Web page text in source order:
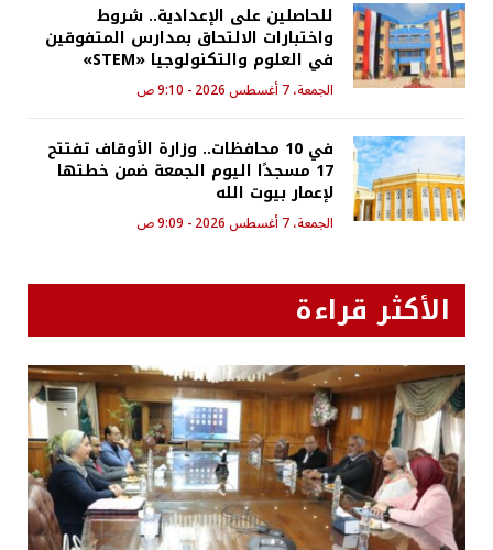
للحاصلين على الإعدادية.. شروط
واختبارات الالتحاق بمدارس المتفوقين
في العلوم والتكنولوجيا «STEM»
الجمعة، 7 أغسطس 2026 - 9:10 ص
في 10 محافظات.. وزارة الأوقاف تفتتح
17 مسجدًا اليوم الجمعة ضمن خطتها
لإعمار بيوت الله
الجمعة، 7 أغسطس 2026 - 9:09 ص
الأكثر قراءة